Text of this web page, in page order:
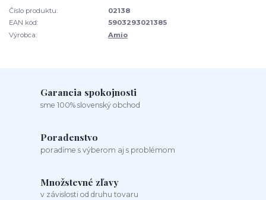
Číslo produktu:
02138
EAN kód:
5903293021385
Výrobca:
Amio
Garancia spokojnosti
sme 100% slovenský obchod
Poradenstvo
poradíme s výberom aj s problémom
Množstevné zľavy
v závislosti od druhu tovaru